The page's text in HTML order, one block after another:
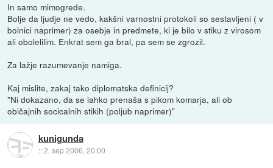
In samo mimogrede.
Bolje da ljudje ne vedo, kakšni varnostni protokoli so sestavljeni ( v
bolnici naprimer) za osebje in predmete, ki je bilo v stiku z virosom
ali obolelilim. Enkrat sem ga bral, pa sem se zgrozil.
Za lažje razumevanje namiga.
Kaj mislite, zakaj tako diplomatska definicij?
"Ni dokazano, da se lahko prenaša s pikom komarja, ali ob
običajnih socicalnih stikih (poljub naprimer)"
kunigunda
::2. sep 2006, 20:00